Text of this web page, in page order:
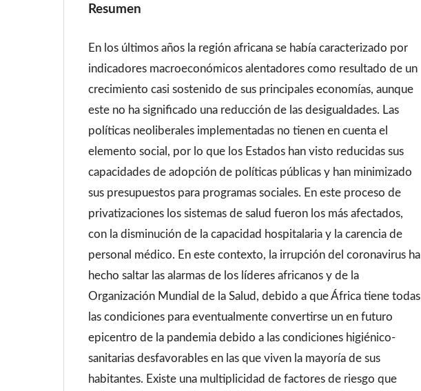
Resumen
En los últimos años la región africana se había caracterizado por
indicadores macroeconómicos alentadores como resultado de un
crecimiento casi sostenido de sus principales economías, aunque
este no ha significado una reducción de las desigualdades. Las
políticas neoliberales implementadas no tienen en cuenta el
elemento social, por lo que los Estados han visto reducidas sus
capacidades de adopción de políticas públicas y han minimizado
sus presupuestos para programas sociales. En este proceso de
privatizaciones los sistemas de salud fueron los más afectados,
con la disminución de la capacidad hospitalaria y la carencia de
personal médico. En este contexto, la irrupción del coronavirus ha
hecho saltar las alarmas de los líderes africanos y de la
Organización Mundial de la Salud, debido a que África tiene todas
las condiciones para eventualmente convertirse un en futuro
epicentro de la pandemia debido a las condiciones higiénico-
sanitarias desfavorables en las que viven la mayoría de sus
habitantes. Existe una multiplicidad de factores de riesgo que